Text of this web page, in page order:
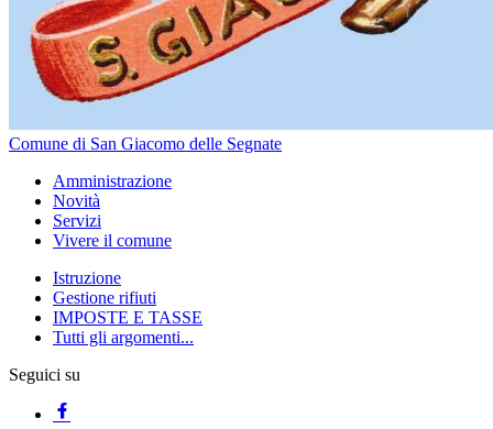
Comune di San Giacomo delle Segnate
Amministrazione
Novità
Servizi
Vivere il comune
Istruzione
Gestione rifiuti
IMPOSTE E TASSE
Tutti gli argomenti...
Seguici su